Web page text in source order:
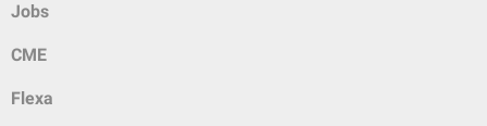
Jobs
CME
Flexa